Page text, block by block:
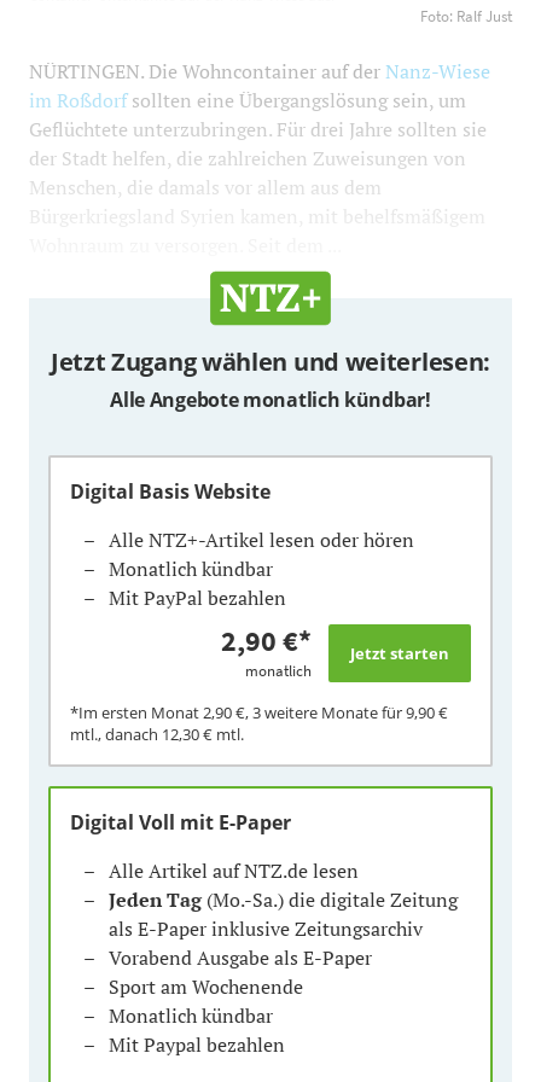
Foto: Ralf Just
NÜRTINGEN. Die Wohncontainer auf derNanz-Wiese
im Roßdorfsollten eine Übergangslösung sein, um
Geflüchtete unterzubringen. Für drei Jahre sollten sie
der Stadt helfen, die zahlreichen Zuweisungen von
Menschen, die damals vor allem aus dem
Bürgerkriegsland Syrien kamen, mit behelfsmäßigem
Jetzt Zugang wählen und weiterlesen:
Alle Angebote monatlich kündbar!
Digital Basis Website
Alle NTZ+-Artikel lesen oder hören
Monatlich kündbar
Mit PayPal bezahlen
2,90 €*
monatlich
*Im ersten Monat2,90 €, 3 weitere Monate für9,90 €
mtl., danach 12,30 € mtl.
Digital Voll mit E-Paper
Alle Artikel auf NTZ.de lesen
Jeden Tag(Mo.-Sa.) die digitale Zeitung
als E-Paper inklusive Zeitungsarchiv
Vorabend Ausgabe als E-Paper
Sport am Wochenende
Monatlich kündbar
Mit Paypal bezahlen